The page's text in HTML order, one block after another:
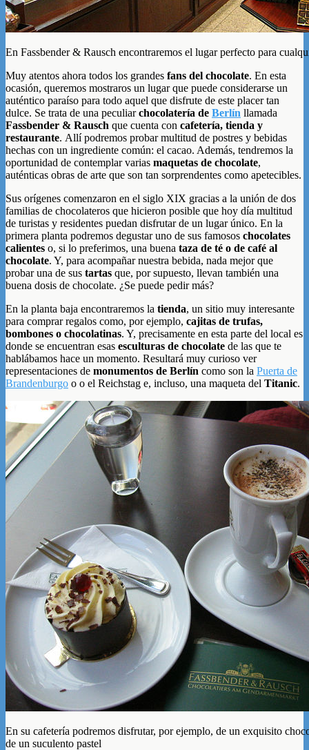
En Fassbender & Rausch encontraremos el lugar perfecto para
Muy atentos ahora todos los grandes fans del chocolate. En esta
ocasión, queremos mostraros un lugar que puede considerarse un
auténtico paraíso para todo aquel que disfrute de este placer tan
dulce. Se trata de una peculiarchocolatería de Berlín llamada
Fassbender & Rausch que cuenta con cafetería, tienda y
restaurante. Allí podremos probar multitud de postres y bebidas
hechas con un ingrediente común: el cacao. Además, tendremos la
oportunidad de contemplar varias maquetas de chocolate,
auténticas obras de arte que son tan sorprendentes como apetecibles.
Sus orígenes comenzaron en el siglo XIX gracias a la unión de dos
familias de chocolateros que hicieron posible que hoy día multitud
de turistas y residentes puedan disfrutar de un lugar único. En la
primera planta podremos degustar uno de sus famosos chocolates
calientes o, si lo preferimos, una buena taza de té o de café al
chocolate. Y, para acompañar nuestra bebida, nada mejor que
probar una de sus tartas que, por supuesto, llevan también una
buena dosis de chocolate. ¿Se puede pedir más?
En la planta baja encontraremos la tienda, un sitio muy interesante
para comprar regalos como, por ejemplo, cajitas de trufas,
bombones o chocolatinas. Y, precisamente en esta parte del local es
donde se encuentran esas esculturas de chocolate de las que te
hablábamos hace un momento. Resultará muy curioso ver
representaciones de monumentos de Berlín como son la Puerta de
Brandenburgo o o el Reichstag e, incluso, una maqueta del Titanic.
En su cafetería podremos disfrutar, por ejemplo, de un exquisito
de un suculento pastel